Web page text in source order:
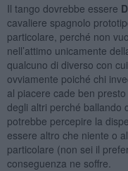
Il tango dovrebbe essere
cavaliere spagnolo
particolare, perché non
nell’attimo unicamente
qualcuno di diverso con
ovviamente poiché chi
al piacere cade ben
degli altri perché ballando
potrebbe percepire la
essere altro che niente o
particolare (non sei il
conseguenza ne soffre.